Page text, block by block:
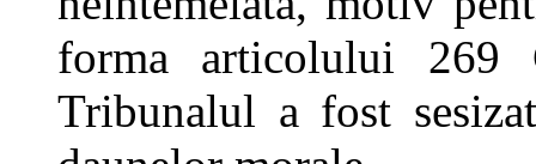
forma articolului
Tribunalul a fost